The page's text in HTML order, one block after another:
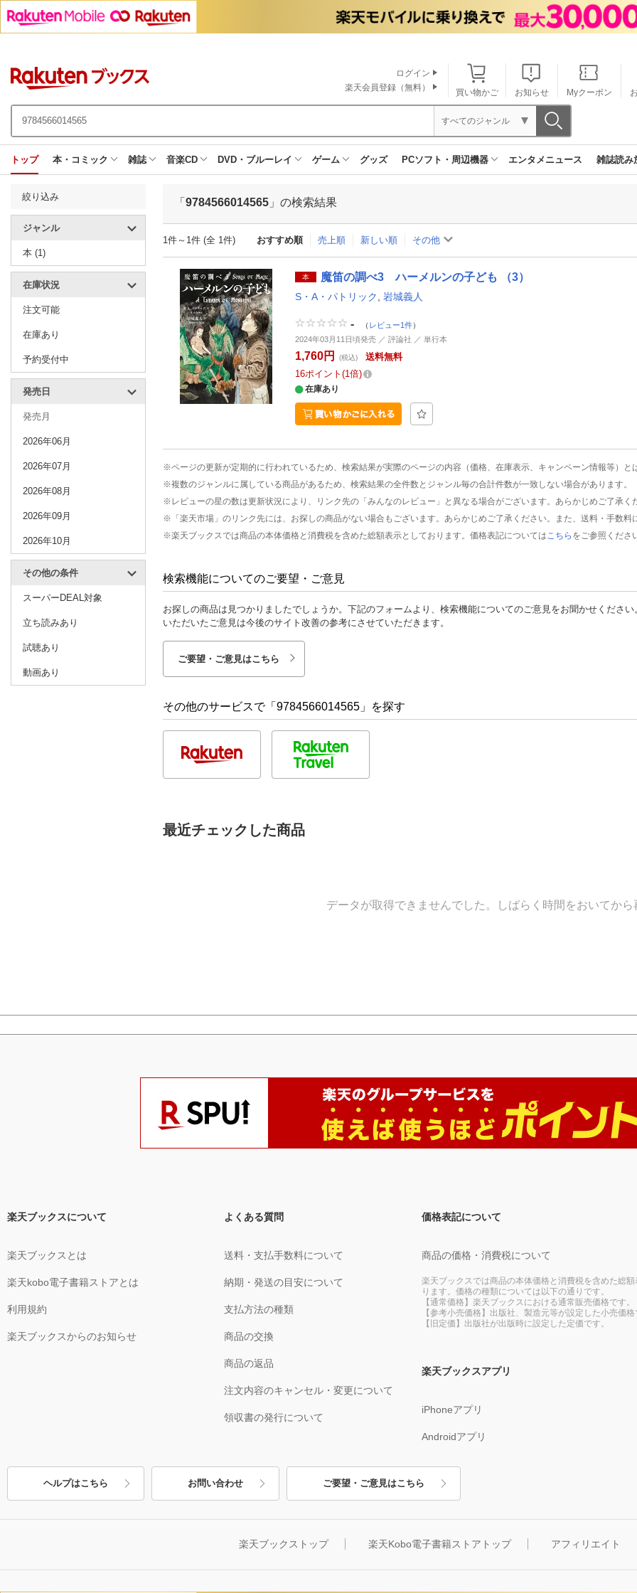
買い物かご お知らせ Myクーポン
ログイン
楽天会員登録（無料）
すべてのジャンル
トップ 本・コミック 雑誌 音楽CD DVD・ブルーレイ ゲーム グッズ PCソフト・周辺機器 エンタメニュース 雑誌読み
絞り込み
ジャンル
本 (1)
在庫状況
注文可能
在庫あり
予約受付中
発売日
発売月
2026年06月
2026年07月
2026年08月
2026年09月
2026年10月
その他の条件
スーパーDEAL対象
立ち読みあり
試聴あり
動画あり
「 9784566014565 」の検索結果
1件～1件 (全 1件) おすすめ順 売上順 新しい順 その他
本 魔笛の調べ3 ハーメルンの子ども （3）
S・A・パトリック 岩城義人
- （ レビュー1件）
2024年03月11日頃発売 ／ 評論社 ／ 単行本
1,760円 (税込)
送料無料
16ポイント 1倍
在庫あり
※ページの更新が定期的に行われているため、検索結果が実際のページの内容（価格、在庫表示、キャンペーン情報等）と
※複数のジャンルに属している商品があるため、検索結果の全件数とジャンル毎の合計件数が一致しない場合があります。
※レビューの星の数は更新状況により、リンク先の「みんなのレビュー」と異なる場合がございます。あらかじめご了承く
※「楽天市場」のリンク先には、お探しの商品がない場合もございます。あらかじめご了承ください。また、送料・手数料
※楽天ブックスでは商品の本体価格と消費税を含めた総額表示としております。価格表記については こちら をご参照くださ
検索機能についてのご要望・ご意見
お探しの商品は見つかりましたでしょうか。下記のフォームより、検索機能についてのご意見をお聞かせください
いただいたご意見は今後のサイト改善の参考にさせていただきます。
ご要望・ご意見はこちら
その他のサービスで「9784566014565」を探す
最近チェックした商品
データが取得できませんでした。しばらく時間をおいてから
楽天ブックスについて
楽天ブックスとは
楽天kobo電子書籍ストアとは
利用規約
楽天ブックスからのお知らせ
よくある質問
送料・支払手数料について
納期・発送の目安について
支払方法の種類
商品の交換
商品の返品
注文内容のキャンセル・変更について
領収書の発行について
価格表記について
商品の価格・消費税について
楽天ブックスでは商品の本体価格と消費税を含めた総額
ります。価格の種類については以下の通りです。
【通常価格】楽天ブックスにおける通常販売価格です。
【参考小売価格】出版社、製造元等が設定した小売価格
【旧定価】出版社が出版時に設定した定価です。
楽天ブックスアプリ
iPhoneアプリ
Androidアプリ
ヘルプはこちら お問い合わせ ご要望・ご意見はこちら
楽天ブックストップ 楽天Kobo電子書籍ストアトップ アフィリエイト